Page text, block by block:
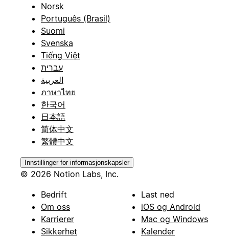
Norsk
Português (Brasil)
Suomi
Svenska
Tiếng Việt
עברית
العربية
ภาษาไทย
한국어
日本語
简体中文
繁體中文
Innstillinger for informasjonskapsler
© 2026 Notion Labs, Inc.
Bedrift
Om oss
Karrierer
Sikkerhet
Last ned
iOS og Android
Mac og Windows
Kalender